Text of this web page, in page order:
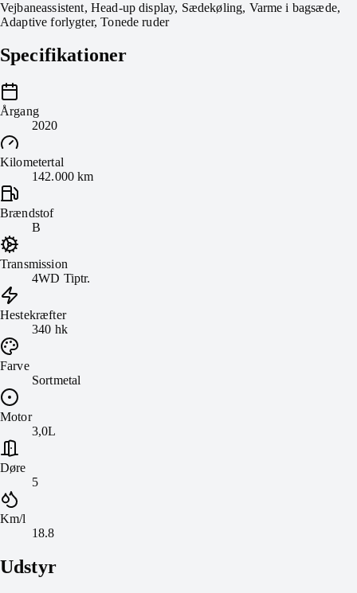
Vejbaneassistent, Head-up display, Sædekøling, Varme i bagsæde,
Adaptive forlygter, Tonede ruder
Specifikationer
Årgang
2020
Kilometertal
142.000 km
Brændstof
B
Transmission
4WD Tiptr.
Hestekræfter
340 hk
Farve
Sortmetal
Motor
3,0L
Døre
5
Km/l
18.8
Udstyr